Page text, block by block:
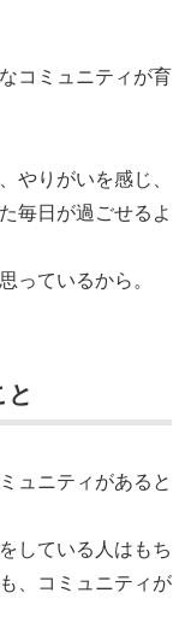
コミュニティが育
やりがいを感じ、
毎日が過ごせるよ
っているから。
ュニティがあると
している人はもち
、コミュニティが